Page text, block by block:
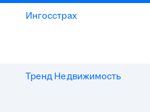
Ингосстрах
Тренд Недвижимость